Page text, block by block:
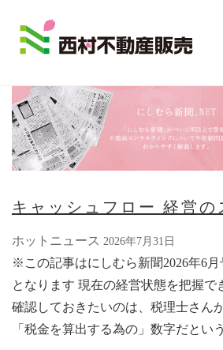
キャッシュフロー 経営の
ホットニュース 2026年7月31日
※この記事はにしむら新聞2026年6
となります 現在の経営状態を把握で
確認しておきたいのは、税理士さん
「税金を算出する為の」数字だとい